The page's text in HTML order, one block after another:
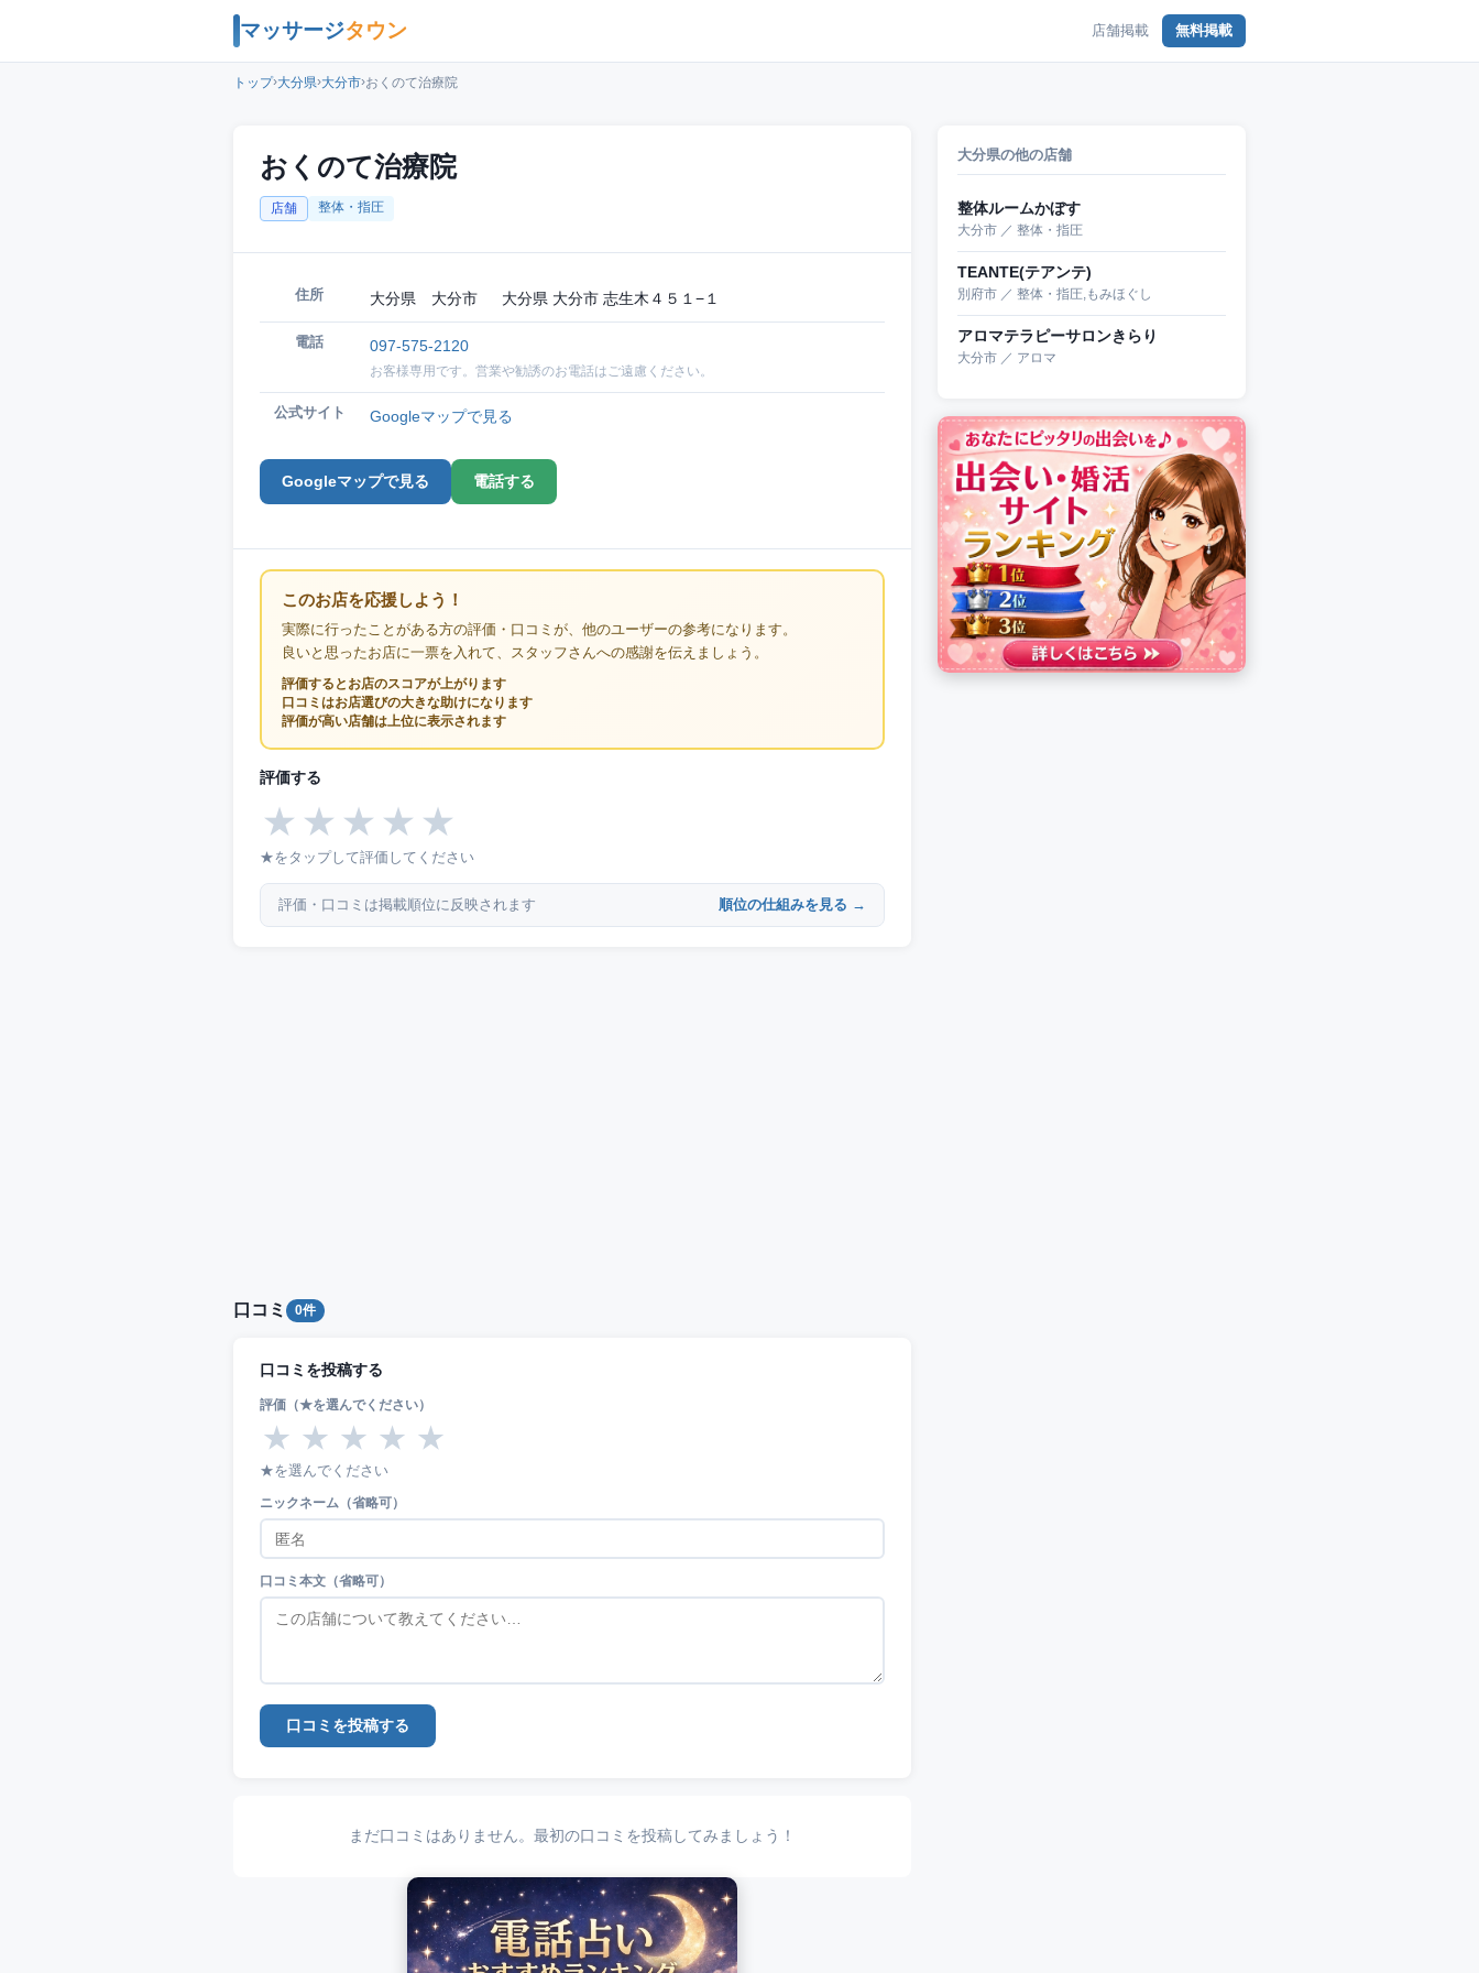
マッサージタウン 店舗掲載 無料掲載
トップ›大分県›大分市›おくのて治療院
おくのて治療院
店舗 整体・指圧
住所 大分県 大分市 大分県 大分市 志生木４５１−１
電話 097-575-2120
お客様専用です。営業や勧誘のお電話はご遠慮ください。
公式サイト Googleマップで見る
Googleマップで見る 電話する
このお店を応援しよう！
実際に行ったことがある方の評価・口コミが、他のユーザーの参考になります。
良いと思ったお店に一票を入れて、スタッフさんへの感謝を伝えましょう。
評価するとお店のスコアが上がります
口コミはお店選びの大きな助けになります
評価が高い店舗は上位に表示されます
評価する
★ ★ ★ ★ ★
★をタップして評価してください
評価・口コミは掲載順位に反映されます 順位の仕組みを見る →
口コミ 0件
口コミを投稿する
評価（★を選んでください）
★ ★ ★ ★ ★
★を選んでください
ニックネーム（省略可）
口コミ本文（省略可）
口コミを投稿する
まだ口コミはありません。最初の口コミを投稿してみましょう！
大分県の他の店舗
整体ルームかぼす
大分市 ／ 整体・指圧
TEANTE(テアンテ)
別府市 ／ 整体・指圧,もみほぐし
アロマテラピーサロンきらり
大分市 ／ アロマ